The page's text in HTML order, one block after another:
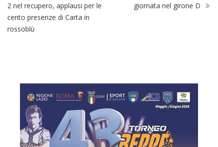
2 nel recupero, applausi per le
cento presenze di Carta in
rossoblù
giornata nel girone D